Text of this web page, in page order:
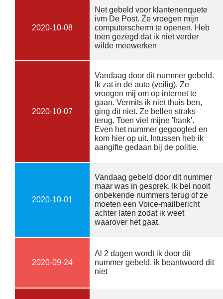
2020-10-08
Net gebeld voor klantenenquete
ivm De Post. Ze vroegen mijn
computerscherm te openen. Heb
toen gezegd dat ik niet verder
wilde meewerken
2020-10-07
Vandaag door dit nummer gebeld.
Ik zat in de auto (veilig). Ze
vroegen mij om op internet te
gaan. Vermits ik niet thuis ben,
ging dit niet. Ze bellen straks
terug. Toen viel mijne 'frank'.
Even het nummer gegoogled en
kom hier op uit. Intussen heb ik
aangifte gedaan bij de politie.
2020-10-01
Vandaag gebeld door dit nummer
maar was in gesprek. Ik bel nooit
onbekende nummers terug of ze
moeten een Voice-mailbericht
achter laten zodat ik weet
waarover het gaat.
2020-09-24
Al 2 dagen wordt ik door dit
nummer gebeld, ik beantwoord dit
niet